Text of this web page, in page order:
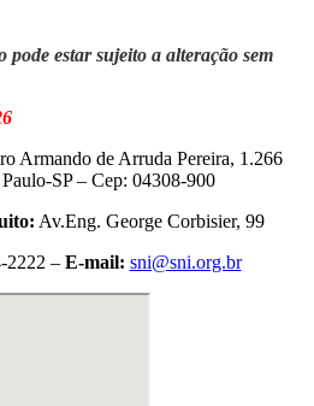
estar sujeito a alteração sem
Armando de Arruda Pereira, 1.266
SP – Cep: 04308-900
Av.Eng. George Corbisier, 99
2222 – E-mail: sni@sni.org.br